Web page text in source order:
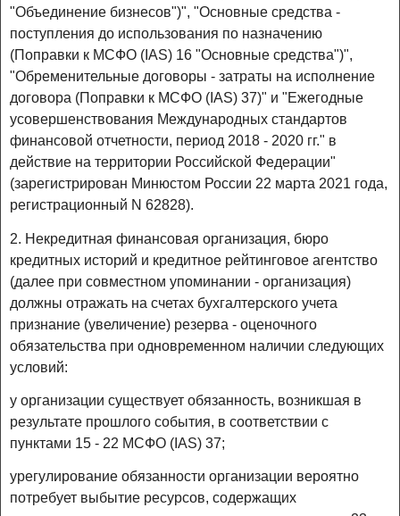
"Объединение бизнесов")", "Основные средства -
поступления до использования по назначению
(Поправки к МСФО (IAS) 16 "Основные средства")",
"Обременительные договоры - затраты на исполнение
договора (Поправки к МСФО (IAS) 37)" и "Ежегодные
усовершенствования Международных стандартов
финансовой отчетности, период 2018 - 2020 гг." в
действие на территории Российской Федерации"
(зарегистрирован Минюстом России 22 марта 2021 года,
регистрационный N 62828).
2. Некредитная финансовая организация, бюро
кредитных историй и кредитное рейтинговое агентство
(далее при совместном упоминании - организация)
должны отражать на счетах бухгалтерского учета
признание (увеличение) резерва - оценочного
обязательства при одновременном наличии следующих
условий:
у организации существует обязанность, возникшая в
результате прошлого события, в соответствии с
пунктами 15 - 22 МСФО (IAS) 37;
урегулирование обязанности организации вероятно
потребует выбытие ресурсов, содержащих